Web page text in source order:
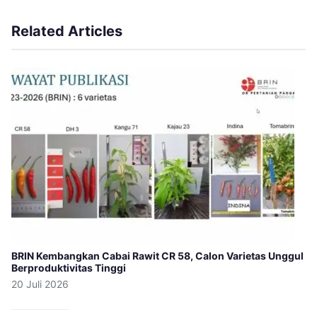
Related Articles
BRIN Kembangkan Cabai Rawit CR 58, Calon Varietas Unggul
Berproduktivitas Tinggi
20 Juli 2026